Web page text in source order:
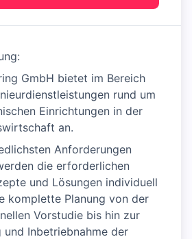
GmbH bietet im Bereich
rund um
Einrichtungen in der
an.
Anforderungen
die erforderlichen
und Lösungen individuell
komplette Planung von der
Vorstudie bis hin zur
und Inbetriebnahme der